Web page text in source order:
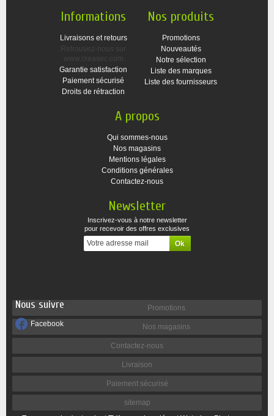
Informations
Livraisons et retours
Retrouvez-nous sur
www.creasec.com
Garantie satisfaction
Paiement sécurisé
Droits de rétraction
Nos produits
Promotions
Nouveautés
Notre sélection
Liste des marques
Liste des fournisseurs
A propos
Qui sommes-nous
Nos magasins
Mentions légales
Conditions générales
Contactez-nous
Newsletter
Inscrivez-vous à notre newsletter
pour recevoir des offres exclusives
Nous suivre
Facebook
Promotions
Nos magasins
Contactez-nous
Livraison
Paiement sécurisé
sitemap